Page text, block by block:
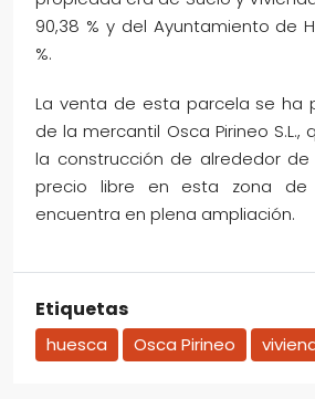
90,38 % y del Ayuntamiento de
%.
La venta de esta parcela se ha
de la mercantil Osca Pirineo
la construcción de alrededor de
precio libre en esta zona de
encuentra en plena ampliación.
Etiquetas
huesca Osca Pirineo